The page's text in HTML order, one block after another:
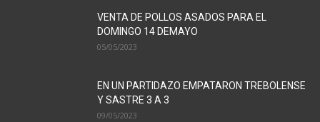
VENTA DE POLLOS ASADOS PARA EL
DOMINGO 14 DEMAYO
05/05/2023
EN UN PARTIDAZO EMPATARON TREBOLENSE
Y SASTRE 3 A 3
09/05/2023